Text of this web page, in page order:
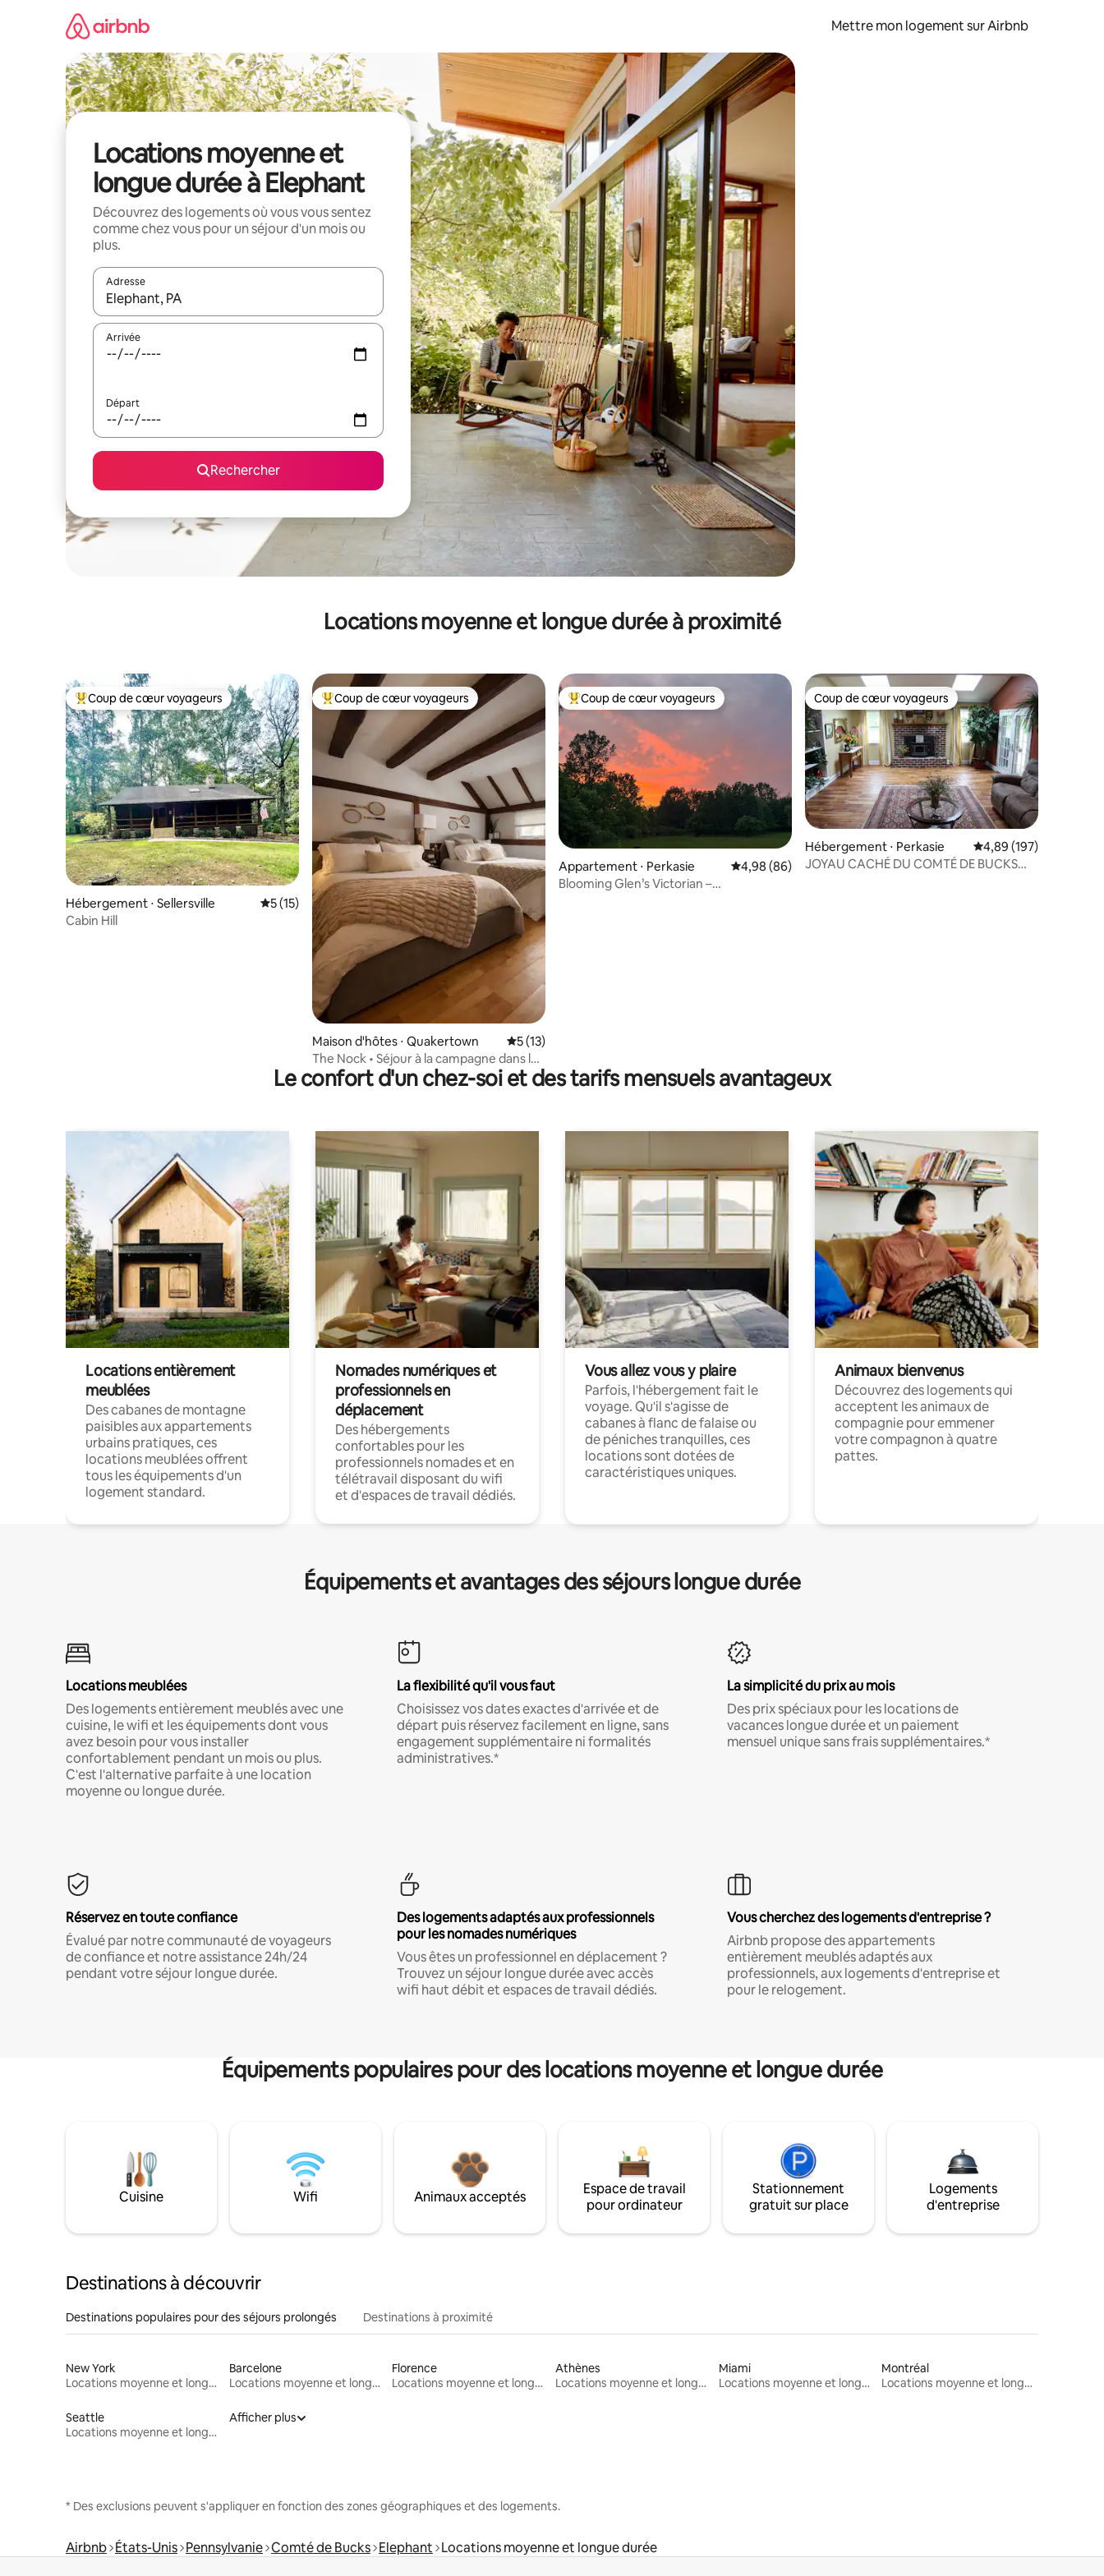
Mettre mon logement sur Airbnb
Locations moyenne et
longue durée à Elephant
Découvrez des logements où vous vous sentez
comme chez vous pour un séjour d'un mois ou
plus.
Adresse
Lorsque les résultats s'affichent, utilisez les flèches vers le haut et vers le bas pour les parcourir ou en appuyant et en faisant glisser.
Arrivée
Départ
Rechercher
Locations moyenne et longue durée à proximité
Coups de cœur voyageurs les plus appréciés
Coup de cœur voyageurs
Hébergement ⋅ Sellersville Évaluation moyenne sur la base de 15 commentaires : 5 sur 5
5 (15)
Cabin Hill
Coups de cœur voyageurs les plus appréciés
Coup de cœur voyageurs
Maison d'hôtes ⋅ Quakertown Évaluation moyenne sur la base de 13 commentaires : 5 sur 5
5 (13)
The Nock • Séjour à la campagne dans le
comté de Bucks
Coups de cœur voyageurs les plus appréciés
Coup de cœur voyageurs
Appartement ⋅ Perkasie Évaluation moyenne sur la base de 86 commentaires : 4,98 sur 5
4,98 (86)
Blooming Glen’s Victorian –
Coup de cœur voyageurs
Coup de cœur voyageurs
Hébergement ⋅ Perkasie Évaluation moyenne
4,89 (197)
JOYAU CACHÉ DU COMTÉ DE BUCKS
Le confort d'un chez-soi et des tarifs mensuels avantageux
Locations entièrement
meublées
Des cabanes de montagne
paisibles aux appartements
urbains pratiques, ces
locations meublées offrent
tous les équipements d'un
logement standard.
Nomades numériques et
professionnels en
déplacement
Des hébergements
confortables pour les
professionnels nomades et en
télétravail disposant du wifi
et d'espaces de travail dédiés.
Vous allez vous y plaire
Parfois, l'hébergement fait le
voyage. Qu'il s'agisse de
cabanes à flanc de falaise ou
de péniches tranquilles, ces
locations sont dotées de
caractéristiques uniques.
Animaux bienvenus
Découvrez des logements qui
acceptent les animaux de
compagnie pour emmener
votre compagnon à quatre
pattes.
Équipements et avantages des séjours longue durée
Locations meublées
Des logements entièrement meublés avec une
cuisine, le wifi et les équipements dont vous
avez besoin pour vous installer
confortablement pendant un mois ou plus.
C'est l'alternative parfaite à une location
moyenne ou longue durée.
La flexibilité qu'il vous faut
Choisissez vos dates exactes d'arrivée et de
départ puis réservez facilement en ligne, sans
engagement supplémentaire ni formalités
administratives.*
La simplicité du prix au mois
Des prix spéciaux pour les locations de
vacances longue durée et un paiement
mensuel unique sans frais supplémentaires.*
Réservez en toute confiance
Évalué par notre communauté de voyageurs
de confiance et notre assistance 24h/24
pendant votre séjour longue durée.
Des logements adaptés aux professionnels
pour les nomades numériques
Vous êtes un professionnel en déplacement ?
Trouvez un séjour longue durée avec accès
wifi haut débit et espaces de travail dédiés.
Vous cherchez des logements d'entreprise ?
Airbnb propose des appartements
entièrement meublés adaptés aux
professionnels, aux logements d'entreprise et
pour le relogement.
Équipements populaires pour des locations moyenne et longue durée
Cuisine Wifi Animaux acceptés
Espace de travail
pour ordinateur
Stationnement
gratuit sur place
Logements
d'entreprise
Destinations à découvrir
Destinations populaires pour des séjours prolongés Destinations à proximité
New York
Locations moyenne et longue durée
Barcelone
Locations moyenne et longue durée
Florence
Locations moyenne et longue durée
Athènes
Locations moyenne et longue durée
Miami
Locations moyenne et longue durée
Montréal
Locations moyenne et longue durée
Seattle
Locations moyenne et longue durée
Afficher plus
* Des exclusions peuvent s'appliquer en fonction des zones géographiques et des logements.
Airbnb États-Unis Pennsylvanie Comté de Bucks Elephant Locations moyenne et longue durée